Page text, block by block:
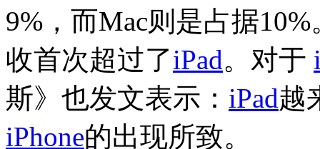
9%，而Mac则是占据
收首次超过了iPad。对于
斯》也发文表示： iPad越
iPhone的出现所致。